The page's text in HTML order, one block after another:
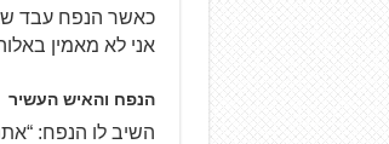
כאשר הנפח עבד
אני לא מאמין
הנפח והאיש העשיר
השיב לו הנפח: